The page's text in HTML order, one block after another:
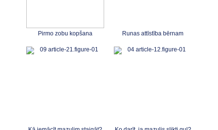
Pirmo zobu kopšana Runas attīstība bērnam